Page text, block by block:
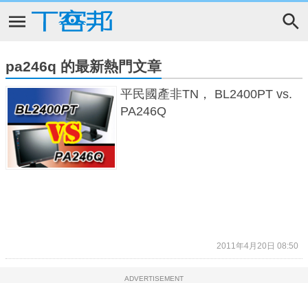
pa246q 的最新熱門文章
平民國產非TN， BL2400PT vs.
PA246Q
2011年4月20日 08:50
ADVERTISEMENT